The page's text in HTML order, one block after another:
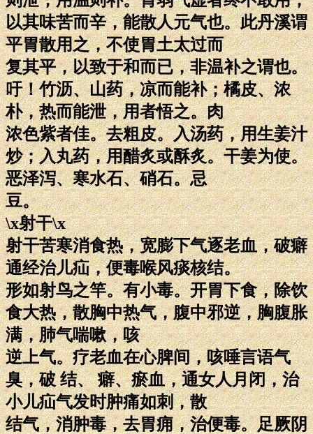
以其味苦而辛，能散人元气也。此丹溪谓
平胃散用之，不使胃土太过而
复其平，以致于和而已，非温补之谓也。
吁！竹沥、山药，凉而能补；橘皮、浓
朴，热而能泄，用者悟之。肉
浓色紫者佳。去粗皮。入汤药，用生姜汁
炒；入丸药，用醋炙或酥炙。干姜为使。
恶泽泻、寒水石、硝石。忌
豆。
\x射干\x
射干苦寒消食热，宽膨下气逐老血，破癖
通经治儿疝，便毒喉风痰核结。
形如射鸟之竿。有小毒。开胃下食，除饮
食大热，散胸中热气，腹中邪逆，胸腹胀
满，肺气喘嗽，咳
逆上气。疗老血在心脾间，咳唾言语气
臭，破 结、 癖、瘀血，通女人月闭，治
小儿疝气发时肿痛如刺，散
结气，消肿毒，去胃痈，治便毒。足厥阴